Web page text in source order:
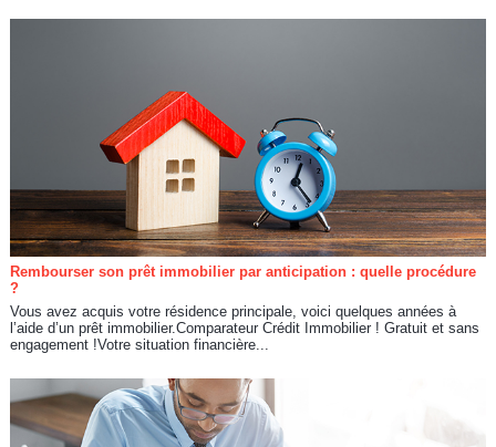
Rembourser son prêt immobilier par anticipation : quelle procédure
?
Vous avez acquis votre résidence principale, voici quelques années à
l’aide d’un prêt immobilier.Comparateur Crédit Immobilier ! Gratuit et sans
engagement !Votre situation financière...